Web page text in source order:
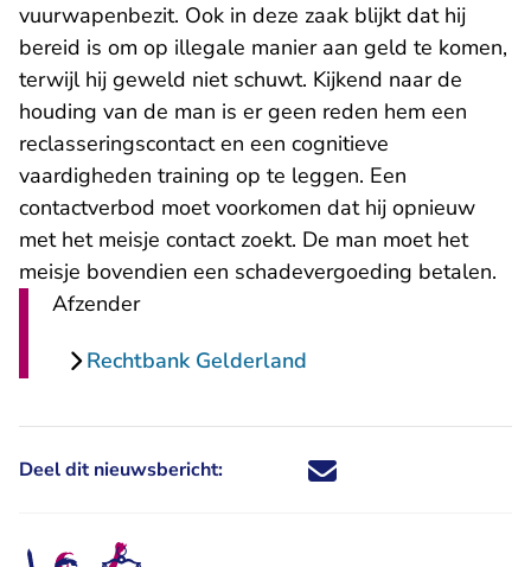
vuurwapenbezit. Ook in deze zaak blijkt dat hij
bereid is om op illegale manier aan geld te komen,
terwijl hij geweld niet schuwt. Kijkend naar de
houding van de man is er geen reden hem een
reclasseringscontact en een cognitieve
vaardigheden training op te leggen. Een
contactverbod moet voorkomen dat hij opnieuw
met het meisje contact zoekt. De man moet het
meisje bovendien een schadevergoeding betalen.
Afzender
Rechtbank Gelderland
Deel dit nieuwsbericht: Deel dit nieuwsbericht via X -
Deel dit nieuwsbericht via
Deel dit nieuwsbericht
Deel dit